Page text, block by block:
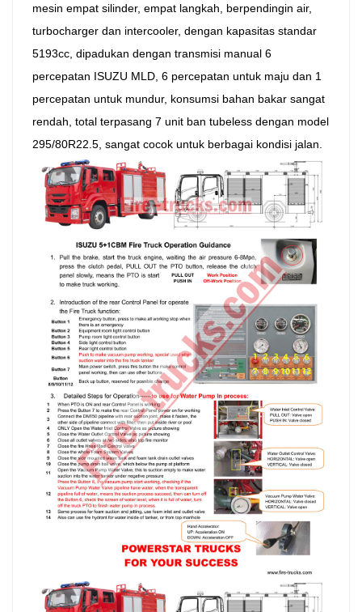
mesin empat silinder, empat langkah, berpendingin air,
turbocharger dan intercooler, dengan kapasitas standar
5193cc, dipadukan dengan transmisi manual 6
percepatan ISUZU MLD, 6 percepatan untuk maju dan 1
percepatan untuk mundur, konsumsi bahan bakar sangat
rendah, total terpasang 7 unit ban tubeless dengan model
295/80R22.5, sangat cocok untuk berbagai kondisi jalan.